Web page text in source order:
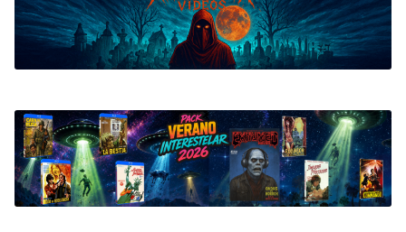
Bluray
Clasificada S
artwork
fantaterror
Jesús Franco